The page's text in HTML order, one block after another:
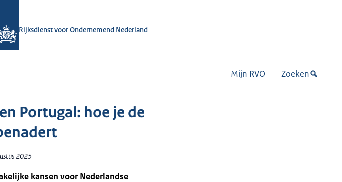
Rijksdienst voor Ondernemend Nederland
Mijn RVO Zoeken
Portugal: hoe je de
2025
kansen voor Nederlandse